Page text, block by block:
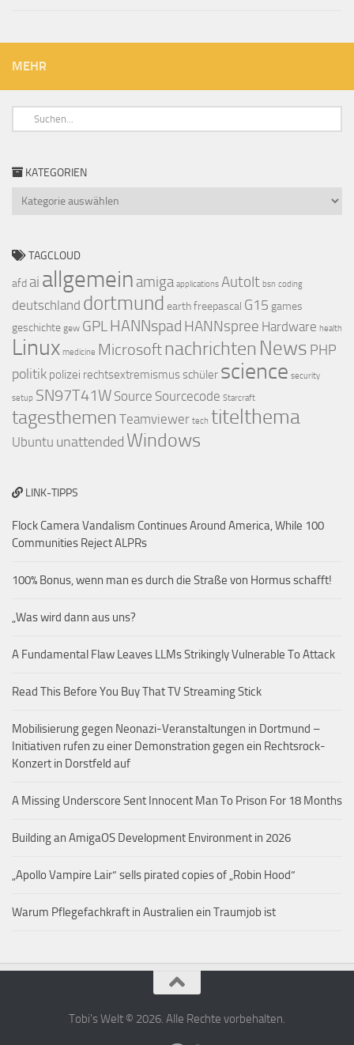
MEHR
KATEGORIEN
TAGCLOUD
afd ai allgemein amiga applications AutoIt bsn coding
deutschland dortmund earthfreepascal G15 games
geschichte gew GPLHANNspad HANNspree Hardware health
Linux medicine Microsoft nachrichten News PHP
politik polizei rechtsextremismusschüler science security
setup SN97T41W Source Sourcecode Starcraft
tagesthemen Teamviewer tech titelthema
Ubuntu unattended Windows
LINK-TIPPS
Flock Camera Vandalism Continues Around America, While 100
Communities Reject ALPRs
100% Bonus, wenn man es durch die Straße von Hormus schafft!
„Was wird dann aus uns?
A Fundamental Flaw Leaves LLMs Strikingly Vulnerable To Attack
Read This Before You Buy That TV Streaming Stick
Mobilisierung gegen Neonazi-Veranstaltungen in Dortmund –
Initiativen rufen zu einer Demonstration gegen ein Rechtsrock-
Konzert in Dorstfeld auf
A Missing Underscore Sent Innocent Man To Prison For 18 Months
Building an AmigaOS Development Environment in 2026
„Apollo Vampire Lair“ sells pirated copies of „Robin Hood“
Warum Pflegefachkraft in Australien ein Traumjob ist
Tobi's Welt © 2026. Alle Rechte vorbehalten.